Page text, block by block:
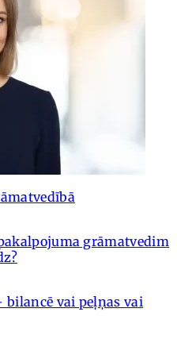
grāmatvedim
bilancē vai peļņas vai